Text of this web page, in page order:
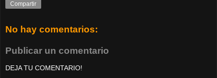
Compartir
No hay comentarios:
Publicar un comentario
DEJA TU COMENTARIO!